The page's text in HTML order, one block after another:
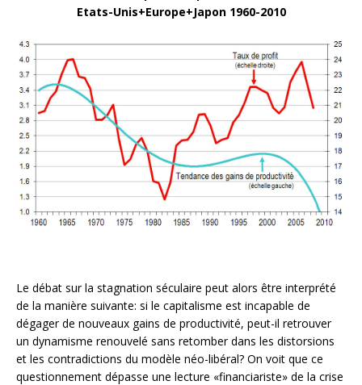
Etats-Unis+Europe+Japon 1960-2010
Le débat sur la stagnation séculaire peut alors être interprété
de la manière suivante: si le capitalisme est incapable de
dégager de nouveaux gains de productivité, peut-il retrouver
un dynamisme renouvelé sans retomber dans les distorsions
et les contradictions du modèle néo-libéral? On voit que ce
questionnement dépasse une lecture «financiariste» de la crise